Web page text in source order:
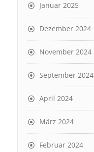
Januar 2025
Dezember 2024
November 2024
September 2024
April 2024
März 2024
Februar 2024